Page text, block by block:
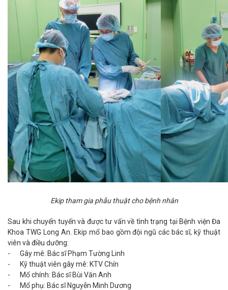
Ekip tham gia phẫu thuật cho bệnh nhân
Sau khi chuyển tuyến và được tư vấn về tình trạng tại Bệnh viện Đa
Khoa TWG Long An. Ekip mổ bao gồm đội ngũ các bác sĩ, kỹ thuật
viên và điều dưỡng:
-
Gây mê: Bác sĩ Phạm Tường Linh
-
Kỹ thuật viên gây mê: KTV Chín
-
Mổ chính: Bác sĩ Bùi Văn Anh
-
Mổ phụ: Bác sĩ Nguyễn Minh Dương